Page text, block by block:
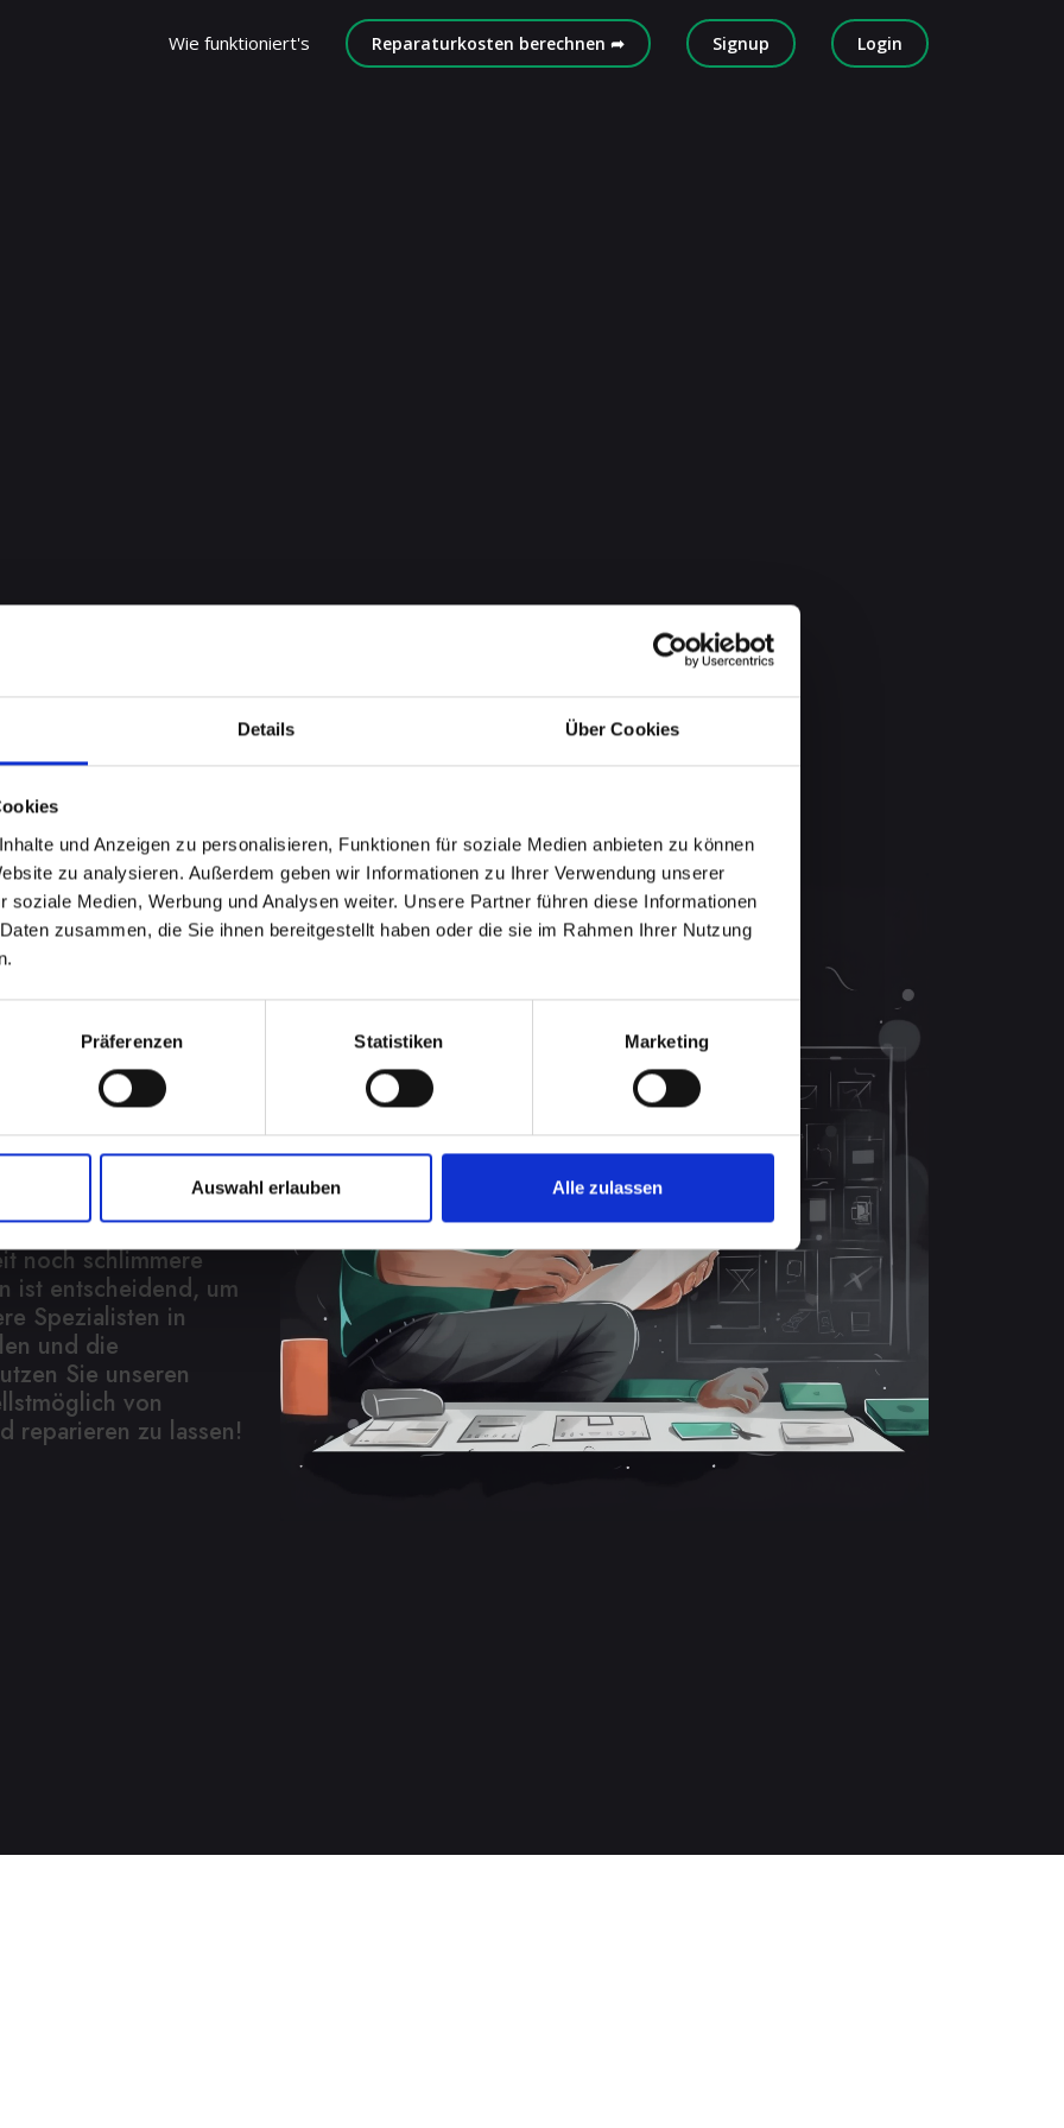
Details Über Cookies
und Anzeigen zu personalisieren, Funktionen für soziale Medien anbieten zu können
zu analysieren. Außerdem geben wir Informationen zu Ihrer Verwendung unserer
soziale Medien, Werbung und Analysen weiter. Unsere Partner führen diese Informationen
zusammen, die Sie ihnen bereitgestellt haben oder die sie im Rahmen Ihrer Nutzung
Präferenzen Statistiken Marketing
Auswahl erlauben Alle zulassen
Wie funktioniert's Reparaturkosten berechnen ➦ Signup Login
am
verheerend
die interne
Korrosion und
noch schlimmere
ist entscheidend, um
Spezialisten in
und die
Sie unseren
von
reparieren zu lassen!